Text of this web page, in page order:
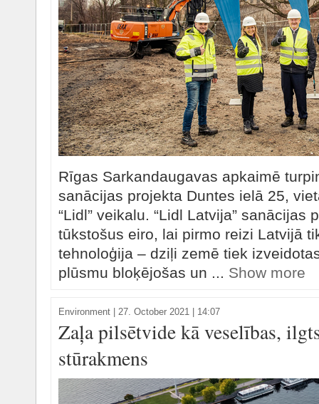
Rīgas Sarkandaugavas apkaimē
sanācijas projekta Duntes ielā 25,
“Lidl” veikalu. “Lidl Latvija” sanācijas
tūkstošus eiro, lai pirmo reizi Latvijā
tehnoloģija – dziļi zemē tiek
plūsmu bloķējošas un ... Show more
Environment 27. October 2021 | 14:07
Zaļa pilsētvide kā veselības,
stūrakmens